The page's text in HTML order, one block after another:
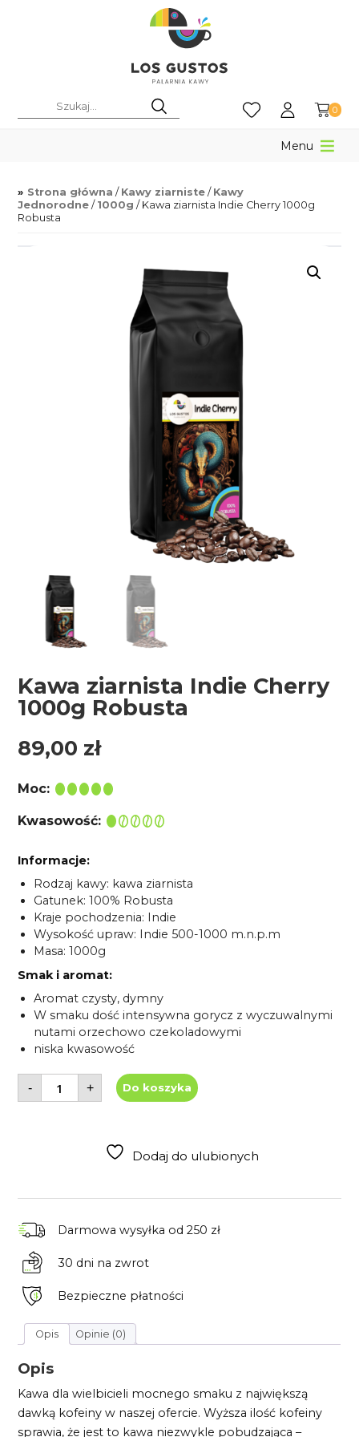
0
Menu
Strona główna / Kawy ziarniste / Kawy
Jednorodne / 1000g / Kawa ziarnista Indie Cherry 1000g
Robusta
Kawa ziarnista Indie Cherry
1000g Robusta
89,00 zł
Moc:
Kwasowość:
Informacje:
Rodzaj kawy: kawa ziarnista
Gatunek: 100% Robusta
Kraje pochodzenia: Indie
Wysokość upraw: Indie 500-1000 m.n.p.m
Masa: 1000g
Smak i aromat:
Aromat czysty, dymny
W smaku dość intensywna gorycz z wyczuwalnymi
nutami orzechowo czekoladowymi
niska kwasowość
-
ilość
Kawa
ziarnista
+ Do koszyka
Dodaj do ulubionych
Darmowa wysyłka od 250 zł
30 dni na zwrot
Bezpieczne płatności
Opis Opinie (0)
Opis
Kawa dla wielbicieli mocnego smaku z największą
dawką kofeiny w naszej ofercie. Wyższa ilość kofeiny
sprawia, że jest to kawa niezwykle pobudzająca –